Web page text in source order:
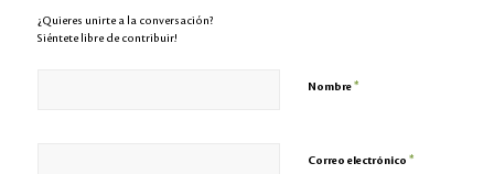
¿Quieres unirte a la conversación?
Siéntete libre de contribuir!
Nombre*
Correo electrónico *